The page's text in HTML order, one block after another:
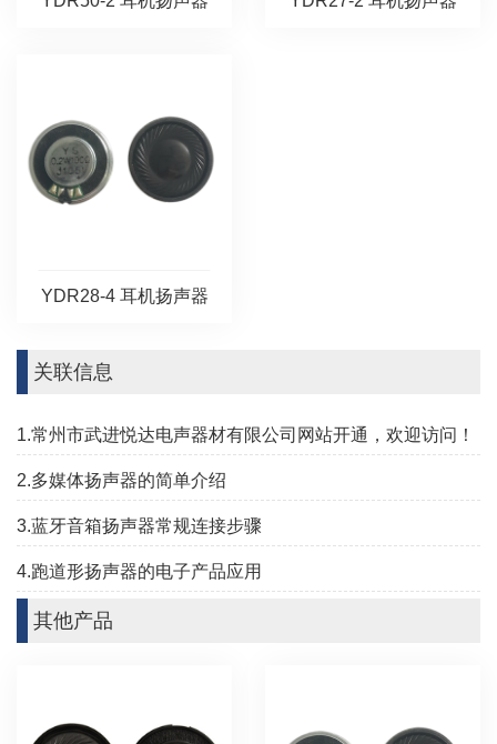
YDR28-4 耳机扬声器
关联信息
1.常州市武进悦达电声器材有限公司网站开通，欢迎访问！
2.多媒体扬声器的简单介绍
3.蓝牙音箱扬声器常规连接步骤
4.跑道形扬声器的电子产品应用
其他产品